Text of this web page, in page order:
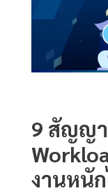
9 สัญญ
งานหนั